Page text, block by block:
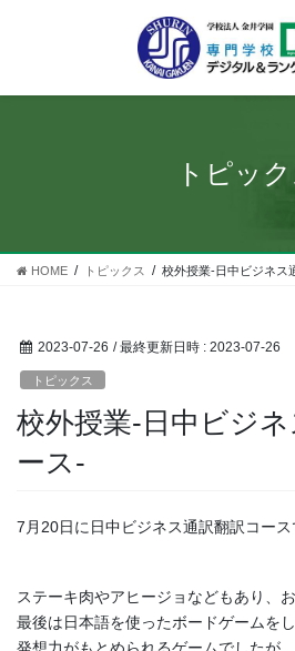
学校紹介
受験生+
学生サポ
アクセス
OPENキャ
トピッ
HOME トピックス 校外授業-日中ビジネス
2023-07-26 / 最終更新日時 : 2023-07-26
トピックス
校外授業-日中ビジ
ース-
7月20日に日中ビジネス通訳翻訳コー
ステーキ肉やアヒージョなどもあり、
最後は日本語を使ったボードゲームをし